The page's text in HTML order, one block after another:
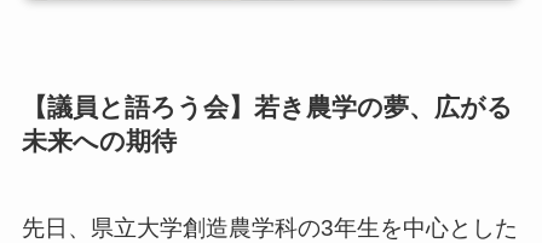
【議員と語ろう会】若き農学の夢、広がる
未来への期待
先日、県立大学創造農学科の3年生を中心とした